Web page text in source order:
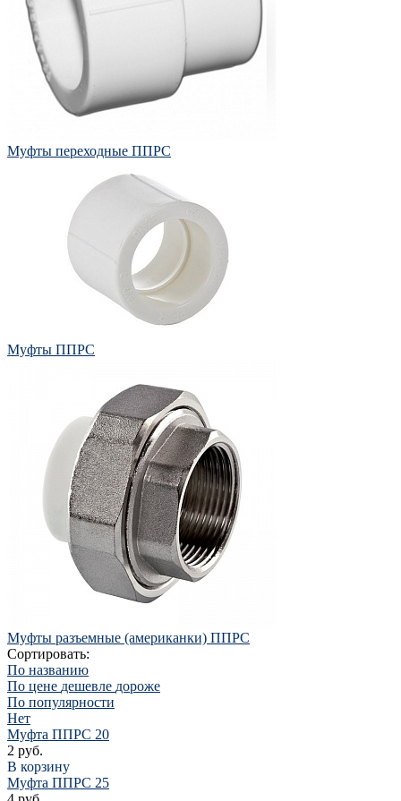
Муфты переходные ППРС
Муфты ППРС
Муфты разъемные (американки) ППРС
Сортировать:
По названию
По цене дешевле дороже
По популярности
Нет
Муфта ППРС 20
2 руб.
В корзину
Муфта ППРС 25